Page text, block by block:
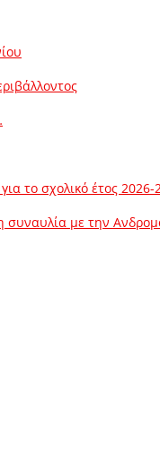
το σχολικό έτος 2026-
συναυλία με την